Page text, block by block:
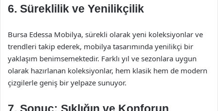
6. Süreklilik ve Yenilikçilik
Bursa Edessa Mobilya, sürekli olarak yeni koleksiyonlar ve
trendleri takip ederek, mobilya tasarımında yenilikçi bir
yaklaşım benimsemektedir. Farklı yıl ve sezonlara uygun
olarak hazırlanan koleksiyonlar, hem klasik hem de modern
çizgilerle geniş bir yelpaze sunuyor.